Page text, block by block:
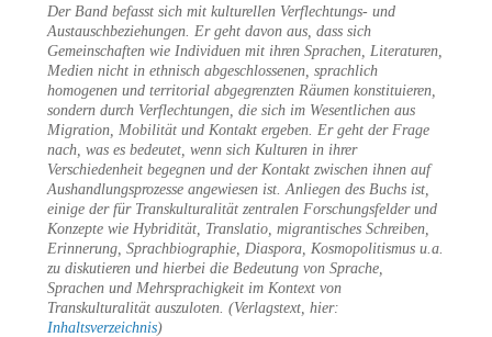
Der Band befasst sich mit kulturellen Verflechtungs- und
Austauschbeziehungen. Er geht davon aus, dass sich
Gemeinschaften wie Individuen mit ihren Sprachen, Literaturen,
Medien nicht in ethnisch abgeschlossenen, sprachlich
homogenen und territorial abgegrenzten Räumen konstituieren,
sondern durch Verflechtungen, die sich im Wesentlichen aus
Migration, Mobilität und Kontakt ergeben. Er geht der Frage
nach, was es bedeutet, wenn sich Kulturen in ihrer
Verschiedenheit begegnen und der Kontakt zwischen ihnen auf
Aushandlungsprozesse angewiesen ist. Anliegen des Buchs ist,
einige der für Transkulturalität zentralen Forschungsfelder und
Konzepte wie Hybridität, Translatio, migrantisches Schreiben,
Erinnerung, Sprachbiographie, Diaspora, Kosmopolitismus u.a.
zu diskutieren und hierbei die Bedeutung von Sprache,
Sprachen und Mehrsprachigkeit im Kontext von
Transkulturalität auszuloten. (Verlagstext, hier:
Inhaltsverzeichnis)